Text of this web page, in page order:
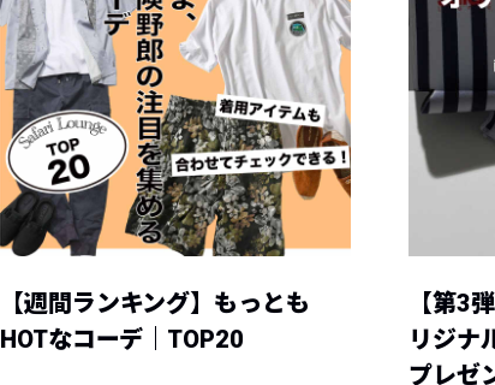
【週間ランキング】もっとも
HOTなコーデ｜TOP20
【第3
リジナ
プレゼ